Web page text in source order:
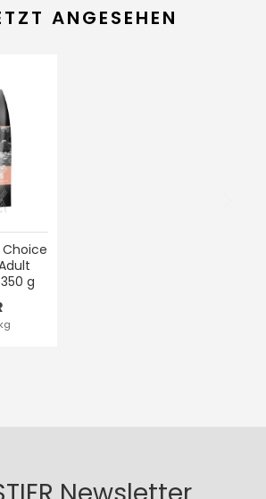
ANGESEHEN
Choice
g